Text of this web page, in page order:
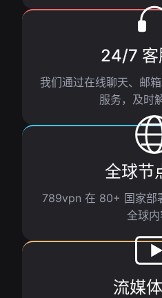
24/7 客
我们通过在线聊天、邮
服务，及时
全球节
789vpn 在 80+ 国家部
全球内
流媒